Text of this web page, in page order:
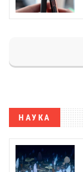
НАУКА